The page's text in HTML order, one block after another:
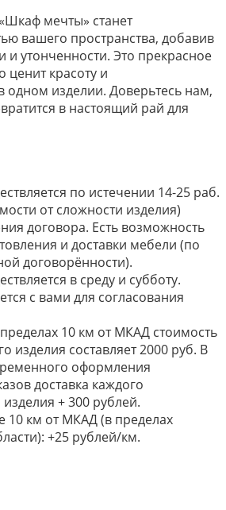
мечты» станет
вашего пространства, добавив
и утонченности. Это прекрасное
ценит красоту и
одном изделии. Доверьтесь нам,
в настоящий рай для
по истечении 14-25 раб.
от сложности изделия)
договора. Есть возможность
и доставки мебели (по
договорённости).
в среду и субботу.
с вами для согласования
10 км от МКАД стоимость
изделия составляет 2000 руб. В
оформления
доставка каждого
+ 300 рублей.
10 км от МКАД (в пределах
+25 рублей/км.